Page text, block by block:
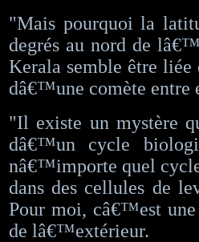
"Mais pourquoi la
degrés au nord de
Kerala semble être
dâ€™une comète entre
"Il existe un mystère
dâ€™un cycle
nâ€™importe quel
dans des cellules de
Pour moi, câ€™est
de lâ€™extérieur.